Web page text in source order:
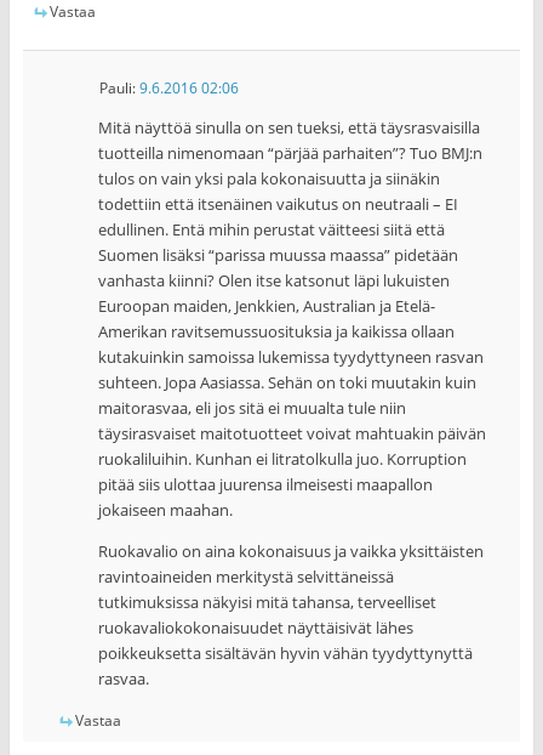
Vastaa
Pauli:9.6.2016 02:06
Mitä näyttöä sinulla on sen tueksi, että täysrasvaisilla
tuotteilla nimenomaan “pärjää parhaiten”? Tuo BMJ:n
tulos on vain yksi pala kokonaisuutta ja siinäkin
todettiin että itsenäinen vaikutus on neutraali – EI
edullinen. Entä mihin perustat väitteesi siitä että
Suomen lisäksi “parissa muussa maassa” pidetään
vanhasta kiinni? Olen itse katsonut läpi lukuisten
Euroopan maiden, Jenkkien, Australian ja Etelä-
Amerikan ravitsemussuosituksia ja kaikissa ollaan
kutakuinkin samoissa lukemissa tyydyttyneen rasvan
suhteen. Jopa Aasiassa. Sehän on toki muutakin kuin
maitorasvaa, eli jos sitä ei muualta tule niin
täysirasvaiset maitotuotteet voivat mahtuakin päivän
ruokaliluihin. Kunhan ei litratolkulla juo. Korruption
pitää siis ulottaa juurensa ilmeisesti maapallon
jokaiseen maahan.
Ruokavalio on aina kokonaisuus ja vaikka yksittäisten
ravintoaineiden merkitystä selvittäneissä
tutkimuksissa näkyisi mitä tahansa, terveelliset
ruokavaliokokonaisuudet näyttäisivät lähes
poikkeuksetta sisältävän hyvin vähän tyydyttynyttä
rasvaa.
Vastaa